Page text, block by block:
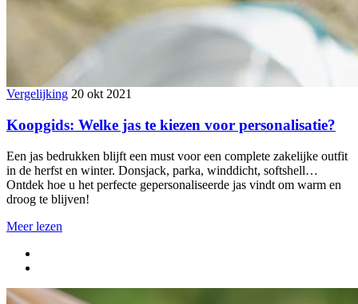
Vergelijking 20 okt 2021
Koopgids: Welke jas te kiezen voor personalisatie?
Een jas bedrukken blijft een must voor een complete zakelijke outfit
in de herfst en winter. Donsjack, parka, winddicht, softshell…
Ontdek hoe u het perfecte gepersonaliseerde jas vindt om warm en
droog te blijven!
Meer lezen